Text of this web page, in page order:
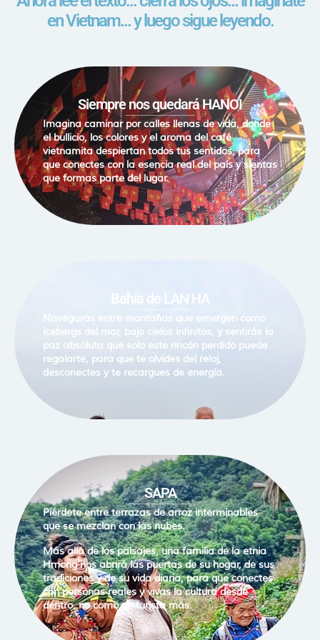
en Vietnam... y luego sigue leyendo.
Siempre nos quedará HANOI
Imagina caminar por calles llenas de vida, donde
el bullicio, los colores y el aroma del café
vietnamita despiertan todos tus sentidos, para
que conectes con la esencia real del país y sientas
que formas parte del lugar.
Bahía de LAN HA
Navegarás entre montañas que emergen como
icebergs del mar, bajo cielos infinitos, y sentirás la
paz absoluta que solo este rincón perdido puede
regalarte, para que te olvides del reloj,
desconectes y te recargues de energía.
SAPA
Piérdete entre terrazas de arroz interminables
que se mezclan con las nubes.
Más allá de los paisajes, una familia de la etnia
Hmong nos abrirá las puertas de su hogar, de sus
tradiciones y de su vida diaria, para que conectes
con personas reales y vivas la cultura desde
dentro, no como un turista más.